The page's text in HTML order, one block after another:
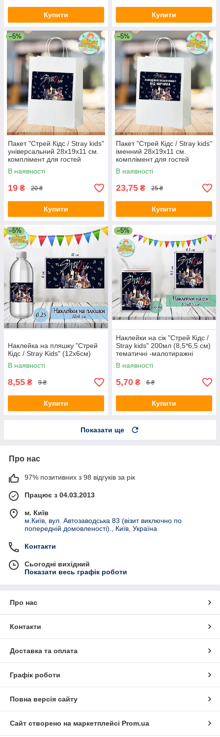
Купити Купити
–5%
Пакет "Стрей Кідс / Stray kids"
універсальний 28х19х11 см.
комплімент для гостей
В наявності
19 ₴ 20 ₴
Купити
–5%
Пакет "Стрей Кідс / Stray kids"
іменний 28х19х11 см.
комплімент для гостей
В наявності
23,75 ₴ 25 ₴
Купити
–5%
Наклейка на пляшку "Стрей
Кідс / Stray Kids" (12х6см)
В наявності
8,55 ₴ 9 ₴
Купити
–5%
Наклейки на сік "Стрей Кідс /
Stray kids" 200мл (8,5*6,5 см)
тематичні -малотиражні
видання-
В наявності
5,70 ₴ 6 ₴
Купити
Показати ще
Про нас
97% позитивних з 98 відгуків за рік
Працює з 04.03.2013
м. Київ
м.Київ, вул. Автозаводська 83 (візит виключно по
попередній домовленості)., Київ, Україна
Контакти
Сьогодні вихідний
Показати весь графік роботи
Про нас
Контакти
Доставка та оплата
Графік роботи
Повна версія сайту
Сайт створено на маркетплейсі Prom.ua